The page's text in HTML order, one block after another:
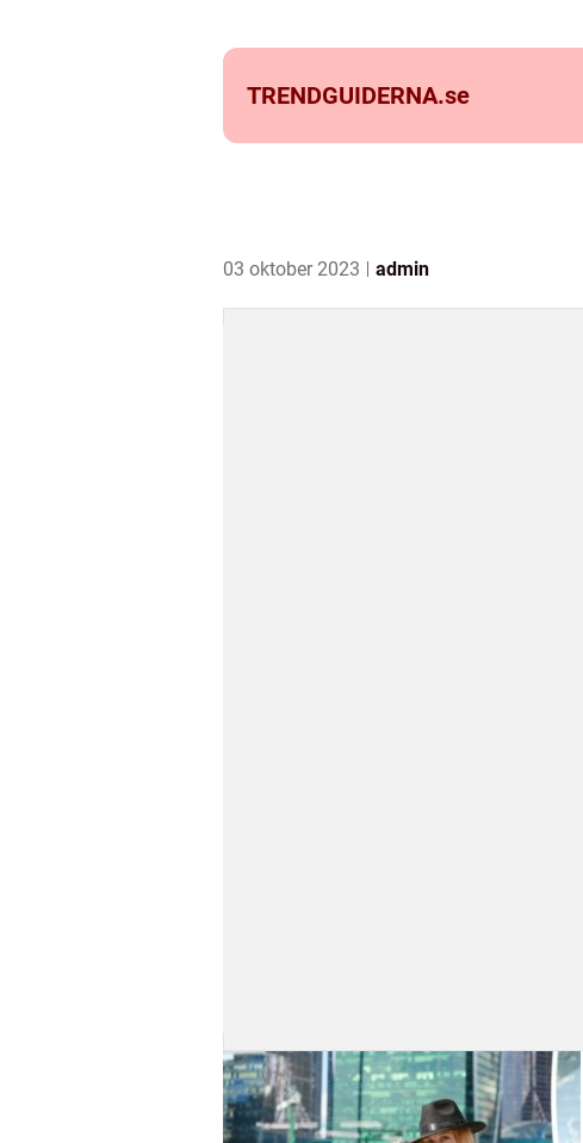
TRENDGUIDERNA.se
03 oktober 2023 admin